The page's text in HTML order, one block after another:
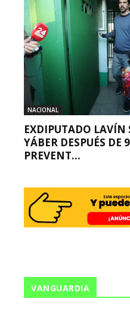
NACIONAL
EXDIPUTADO LAVÍN
YÁBER DESPUÉS DE
PREVENT...
VANGUARDIA